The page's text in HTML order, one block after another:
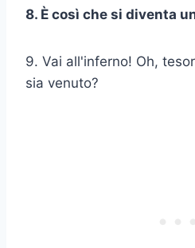
8. È così che si diventa
9. Vai all'inferno! Oh,
sia venuto?